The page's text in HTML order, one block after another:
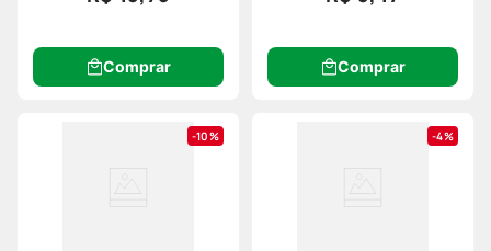
Comprar Comprar
10% 4%